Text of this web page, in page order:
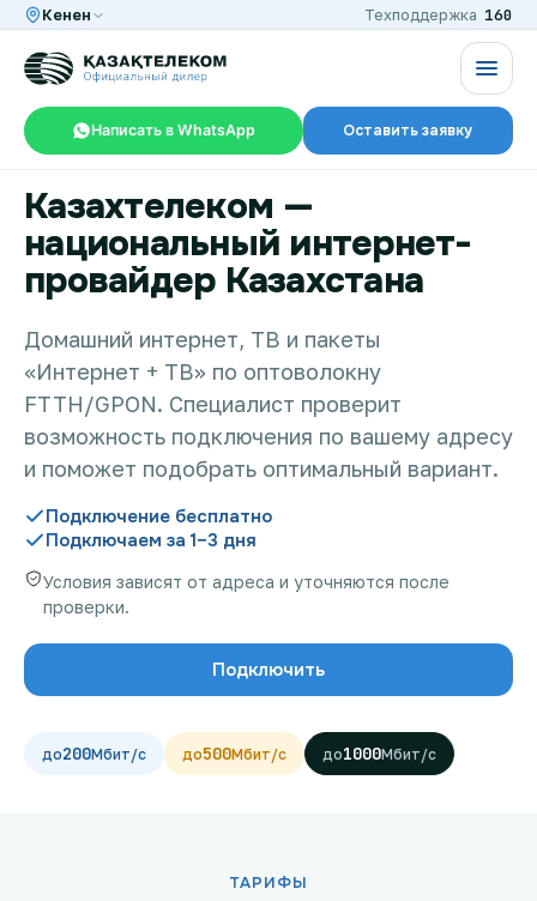
Кенен Техподдержка 160
Написать в WhatsApp Оставить заявку
Интернет и ТВ в частном доме
Интернет в офис
TV+
Проверить возможность подключения
Проверить возможность подключения по названию
Заявка на подбор тарифа
Казахтелеком —
национальный интернет-
провайдер Казахстана
Домашний интернет, ТВ и пакеты
«Интернет + ТВ» по оптоволокну
FTTH/GPON. Специалист проверит
возможность подключения по вашему адресу
и поможет подобрать оптимальный вариант.
Подключение бесплатно
Подключаем за 1–3 дня
Условия зависят от адреса и уточняются после
проверки.
Подключить
200 500 1000
ТАРИФЫ